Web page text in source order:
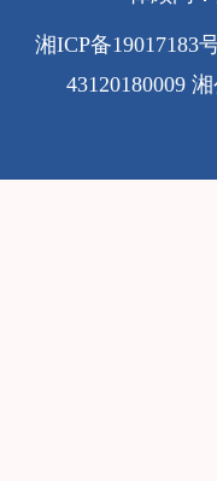
湘ICP备19017183
43120180009 湘